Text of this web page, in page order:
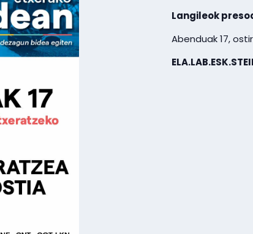
Langileok
Abenduak 17,